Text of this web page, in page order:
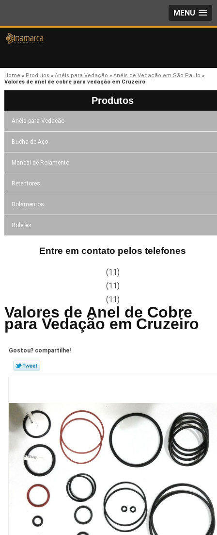
MENU
Home » Produtos » Anéis para Vedação » Anéis de Vedação em São Paulo »
Valores de anel de cobre para vedação em Cruzeiro
Produtos
Anéis para Vedação
Bucha de Aço
Mancal de Rolamento
Retentores
Rolamentos
Roletes
Entre em contato pelos telefones
(11)
(11)
(11)
Valores de Anel de Cobre
para Vedação em Cruzeiro
Gostou? compartilhe!